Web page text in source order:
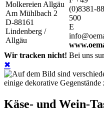
Molkereien Allgäu
Am Mühlbach 2
D-88161
Lindenberg /
Allgäu
(0)8381-
500
E
Wir tracken nicht! Bei uns
✖
Käse- und Wein-